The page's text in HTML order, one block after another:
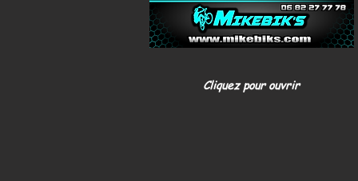
Cliquez pour ouvrir